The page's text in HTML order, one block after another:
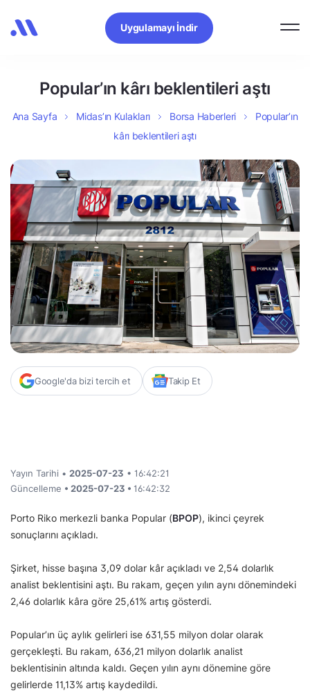
Uygulamayı İndir
Popular’ın kârı beklentileri aştı
Ana Sayfa Midas’ın Kulakları Borsa Haberleri
Popular’ın
kârı beklentileri aştı
Google'da bizi tercih et Takip Et
Yayın Tarihi • 2025-07-23 • 16:42:21
Güncelleme • 2025-07-23 • 16:42:32
Porto Riko merkezli banka Popular (BPOP), ikinci çeyrek
sonuçlarını açıkladı.
Şirket, hisse başına 3,09 dolar kâr açıkladı ve 2,54 dolarlık
analist beklentisini aştı. Bu rakam, geçen yılın aynı dönemindeki
2,46 dolarlık kâra göre 25,61% artış gösterdi.
Popular’ın üç aylık gelirleri ise 631,55 milyon dolar olarak
gerçekleşti. Bu rakam, 636,21 milyon dolarlık analist
beklentisinin altında kaldı. Geçen yılın aynı dönemine göre
gelirlerde 11,13% artış kaydedildi.